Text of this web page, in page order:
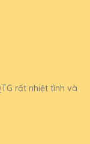
rất nhiệt tình và